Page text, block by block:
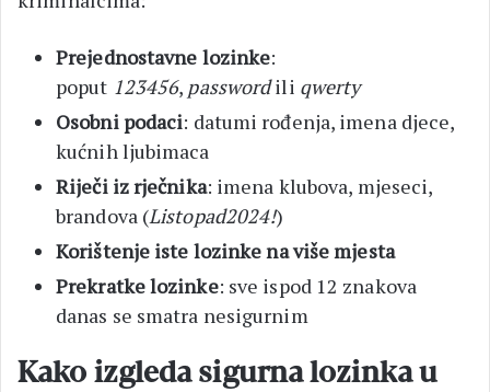
Prejednostavne lozinke:
poput 123456, passwordili qwerty
Osobni podaci: datumi rođenja, imena djece,
kućnih ljubimaca
Riječi iz rječnika: imena klubova, mjeseci,
brandova (Listopad2024!)
Korištenje iste lozinke na više mjesta
Prekratke lozinke: sve ispod 12 znakova
danas se smatra nesigurnim
Kako izgleda sigurna lozinka u